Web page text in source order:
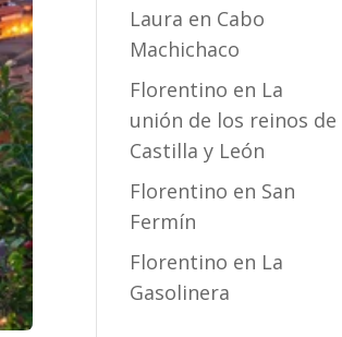
Laura en Cabo
Machichaco
Florentino en La
unión de los reinos de
Castilla y León
Florentino en San
Fermín
Florentino en La
Gasolinera